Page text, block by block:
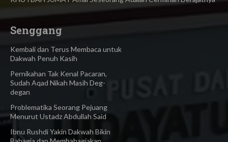
Senggang
Kembali dan Terus Membaca untuk
Dakwah Penuh Kasih
Pernikahan Tak Kenal Pacaran,
Sudah Aqad Nikah Masih Deg-
degan
Problematika Seorang Pejuang
Menurut Ustadz Abdullah Said
Ibnu Rushdi Yakin Dakwah Bikin